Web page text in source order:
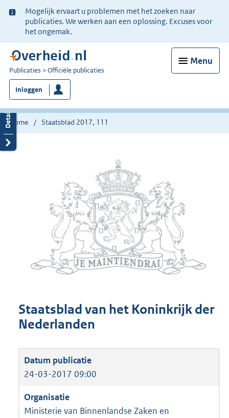
Ter
informatie:
Mogelijk ervaart u problemen met het zoeken naar
publicaties. We werken aan een oplossing. Excuses voor
het ongemak.
Menu
U
bent
nu
hier:
Publicaties Officiële publicaties
Inloggen
Home Staatsblad 2017, 111
Staatsblad van het Koninkrijk der
Nederlanden
24-03-2017 09:00
Ministerie van Binnenlandse Zaken en